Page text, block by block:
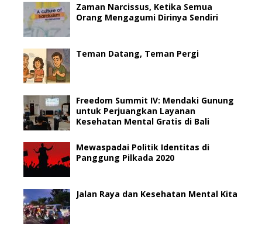
Zaman Narcissus, Ketika Semua
Orang Mengagumi Dirinya Sendiri
Teman Datang, Teman Pergi
Freedom Summit IV: Mendaki Gunung
untuk Perjuangkan Layanan
Kesehatan Mental Gratis di Bali
Mewaspadai Politik Identitas di
Panggung Pilkada 2020
Jalan Raya dan Kesehatan Mental Kita